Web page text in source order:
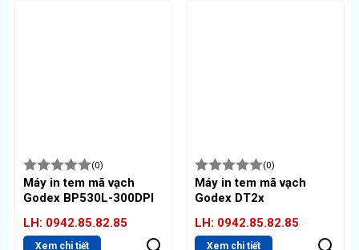
(0)
Máy in tem mã vạch
Godex BP530L-300DPI
LH: 0942.85.82.85
Xem chi tiết
(0)
Máy in tem mã vạch
Godex DT2x
LH: 0942.85.82.85
Xem chi tiết